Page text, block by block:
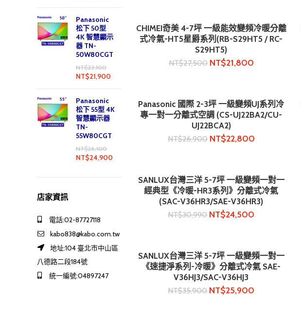
Panasonic
松下 50型
4K 智慧顯示
器 TN-
50W80CGT
NT$23,100
NT$21,900
Panasonic
松下 55型 4K
智慧顯示器
TN-
55W80CGT
NT$26,100
NT$24,900
店家資訊
電話:02-87727118
kabo838@kabo.com.tw
地址:104 臺北市中山區
八德路二段184號
統一編號:04897247
加入購物車
CHIMEI奇美 4-7坪 一級能效變頻冷暖分離
式冷氣-HT5星爵系列(RB-S29HT5 / RC-
S29HT5)
NT$27,500 NT$21,800
加入購物車
Panasonic 國際 2-3坪 一級變頻UJ系列冷
專一對一分離式空調 (CS-UJ22BA2/CU-
UJ22BCA2)
NT$26,900 NT$22,800
加入購物車
SANLUX台灣三洋 5-7坪 一級變頻一對一
經典型《冷暖-HR3系列》分離式冷氣
(SAC-V36HR3/SAE-V36HR3)
NT$30,990 NT$24,500
加入購物車
SANLUX台灣三洋 5-7坪 一級變頻一對一
《速捷淨系列-冷暖》分離式冷氣 SAE-
V36HJ3/SAC-V36HJ3
NT$35,900 NT$25,900